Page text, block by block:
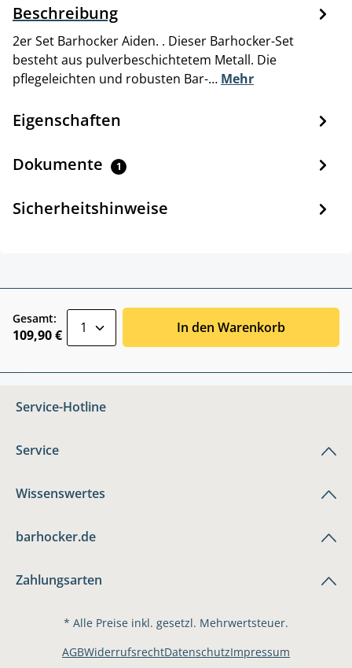
Beschreibung
2er Set Barhocker Aiden. . Dieser Barhocker-Set
besteht aus pulverbeschichtetem Metall. Die
pflegeleichten und robusten Bar-… Mehr
Eigenschaften
Dokumente 1
Sicherheitshinweise
Gesamt:
109,90 € In den Warenkorb
Service-Hotline
Service
Wissenswertes
barhocker.de
Zahlungsarten
* Alle Preise inkl. gesetzl. Mehrwertsteuer.
AGBWiderrufsrechtDatenschutzImpressum